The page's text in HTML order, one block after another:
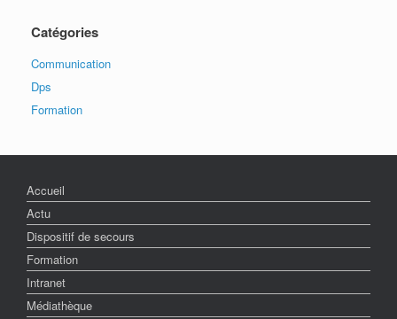
Catégories
Communication
Dps
Formation
Accueil
Actu
Dispositif de secours
Formation
Intranet
Médiathèque